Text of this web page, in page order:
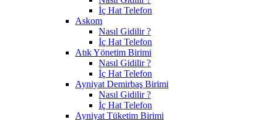
İç Hat Telefon
Askom
Nasıl Gidilir ?
İç Hat Telefon
Atık Yönetim Birimi
Nasıl Gidilir ?
İç Hat Telefon
Ayniyat Demirbaş Birimi
Nasıl Gidilir ?
İç Hat Telefon
Ayniyat Tüketim Birimi